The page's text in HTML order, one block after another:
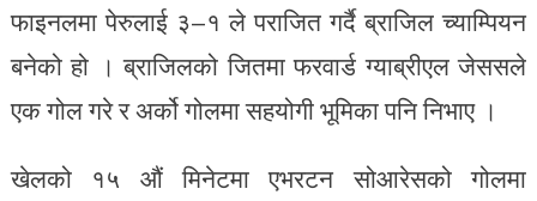
फाइनलमा पेरुलाई ३–१ ले पराजित गर्दै ब्राजिल च्याम्पियन
बनेको हो । ब्राजिलको जितमा फरवार्ड ग्याब्रीएल जेससले
एक गोल गरे र अर्को गोलमा सहयोगी भूमिका पनि निभाए ।
खेलको १५ औं मिनेटमा एभरटन सोआरेसको गोलमा